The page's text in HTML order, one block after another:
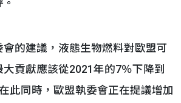
建議，液態生物燃料對歐盟可
貢獻應該從2021年的7％下降到
此同時，歐盟執委會正在提議增加